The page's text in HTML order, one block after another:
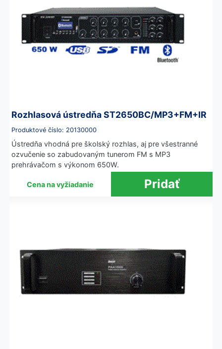
Rozhlasová ústredňa ST2650BC/MP3+FM+IR
Produktové číslo: 20130000
Ústredňa vhodná pre školský rozhlas, aj pre všestranné
ozvučenie so zabudovaným tunerom FM s MP3
prehrávačom s výkonom 650W.
Cena na vyžiadanie